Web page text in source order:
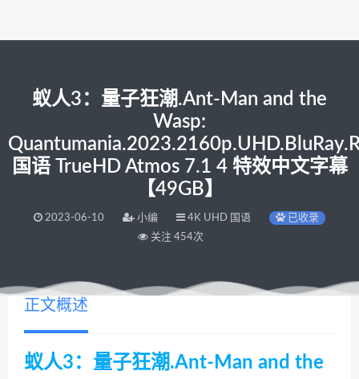
蚁人3：量子狂潮.Ant-Man and the
Wasp:
国语 TrueHD Atmos 7.1 4 特效中文字幕
【49GB】
2023-06-10 小编 4K UHD 国语
已收录
关注 454次
正文概述
蚁人3：量子狂潮.Ant-Man and the